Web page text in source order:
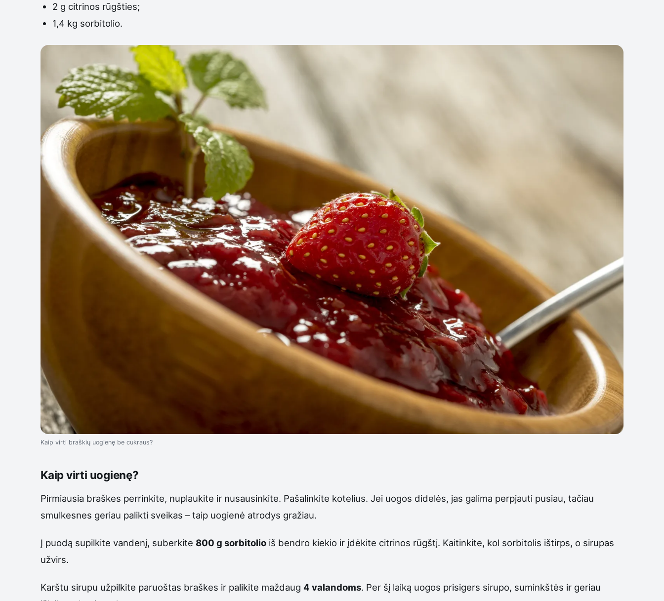
2 g citrinos rūgšties;
1,4 kg sorbitolio.
Kaip virti braškių uogienę be cukraus?
Kaip virti uogienę?
Pirmiausia braškes perrinkite, nuplaukite ir nusausinkite. Pašalinkite kotelius. Jei uogos didelės, jas galima perpjauti pusiau, tačiau
smulkesnes geriau palikti sveikas – taip uogienė atrodys gražiau.
Į puodą supilkite vandenį, suberkite 800 g sorbitolio iš bendro kiekio ir įdėkite citrinos rūgštį. Kaitinkite, kol sorbitolis ištirps, o sirupas
užvirs.
Karštu sirupu užpilkite paruoštas braškes ir palikite maždaug 4 valandoms. Per šį laiką uogos prisigers sirupo, suminkštės ir geriau